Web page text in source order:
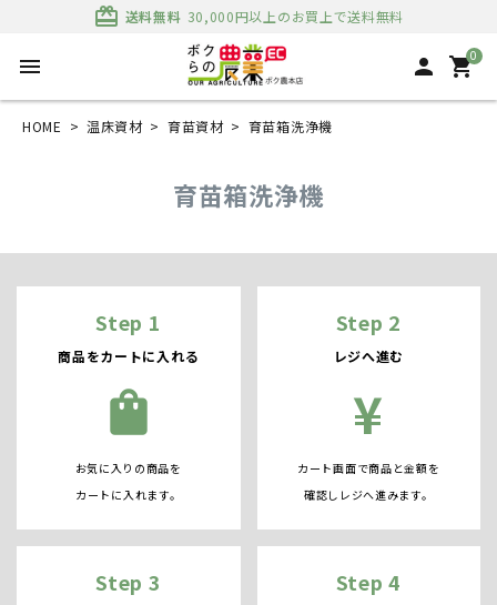
card_giftcard 送料無料 30,000円以上のお買上で送料無料
menu person 0
shopping_cart
HOME 温床資材 育苗資材 育苗箱洗浄機
育苗箱洗浄機
Step 1
商品をカートに入れる
shopping_bag
お気に入りの商品を
カートに入れます。
Step 2
レジへ進む
¥
カート画面で商品と金額を
確認しレジへ進みます。
Step 3 Step 4